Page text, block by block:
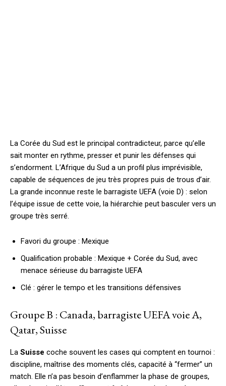
La Corée du Sud est le principal contradicteur, parce qu’elle
sait monter en rythme, presser et punir les défenses qui
s’endorment. L’Afrique du Sud a un profil plus imprévisible,
capable de séquences de jeu très propres puis de trous d’air.
La grande inconnue reste le barragiste UEFA (voie D) : selon
l’équipe issue de cette voie, la hiérarchie peut basculer vers un
groupe très serré.
Favori du groupe : Mexique
Qualification probable : Mexique + Corée du Sud, avec
menace sérieuse du barragiste UEFA
Clé : gérer le tempo et les transitions défensives
Groupe B : Canada, barragiste UEFA voie A,
Qatar, Suisse
La Suisse coche souvent les cases qui comptent en tournoi :
discipline, maîtrise des moments clés, capacité à “fermer” un
match. Elle n’a pas besoin d’enflammer la phase de groupes,